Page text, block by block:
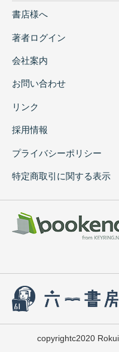
書店様へ
著者ログイン
会社案内
お問い合わせ
リンク
採用情報
プライバシーポリシー
特定商取引に関する表示
copyrightc2020